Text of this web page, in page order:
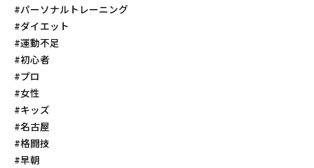
#パーソナルトレーニング
#ダイエット
#運動不足
#初心者
#プロ
#女性
#キッズ
#名古屋
#格闘技
#早朝